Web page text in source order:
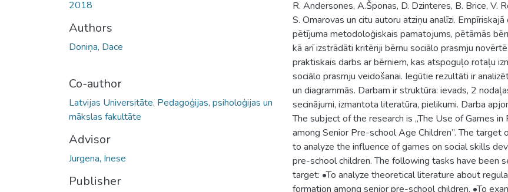
2018
Authors
Doniņa, Dace
Co-author
Latvijas Universitāte. Pedagoģijas, psiholoģijas un
mākslas fakultāte
Advisor
Jurgena, Inese
Publisher
R. Andersones, A.Šponas, D. Dzinteres, B. Brice, V.
S. Omarovas un citu autoru atziņu analīzi.
pētījuma metodoloģiskais pamatojums, pētāmās
kā arī izstrādāti kritēriji bērnu sociālo prasmju
praktiskais darbs ar bērniem, kas atspoguļo rotaļu
sociālo prasmju veidošanai. Iegūtie rezultāti ir
un diagrammās. Darbam ir struktūra: ievads, 2
secinājumi, izmantota literatūra, pielikumi. Darba
The subject of the research is „The Use of Games
among Senior Pre-school Age Children”. The target
to analyze the influence of games on social skills
pre-school children. The following tasks have been
target: •To analyze theoretical literature about
formation among senior pre-school children. •To